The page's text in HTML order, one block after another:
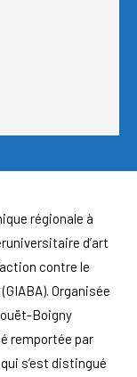
régionale à
d’art
contre le
Organisée
Boigny
remportée par
s’est distingué